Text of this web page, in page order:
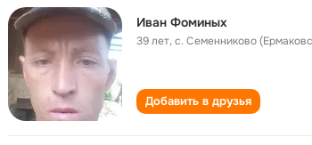
Иван Фоминых
39 лет,с. Семенниково
Добавить в друзья